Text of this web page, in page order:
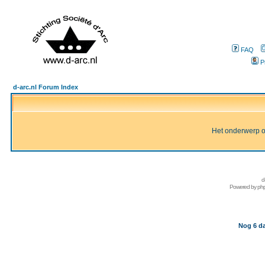
FAQ
d-arc.nl Forum Index
Het onderwerp
Powered by
Nog 6